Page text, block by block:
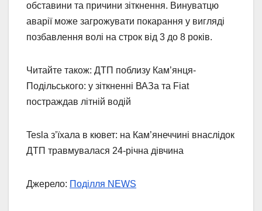
обставини та причини зіткнення. Винуватцю
аварії може загрожувати покарання у вигляді
позбавлення волі на строк від 3 до 8 років.
Читайте також: ДТП поблизу Кам’янця-
Подільського: у зіткненні ВАЗа та Fiat
постраждав літній водій
Tesla з’їхала в кювет: на Кам’янеччині внаслідок
ДТП травмувалася 24-річна дівчина
Джерело: Поділля NEWS